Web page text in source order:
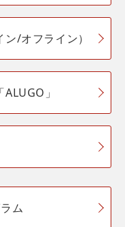
/オフライン）
」
ム